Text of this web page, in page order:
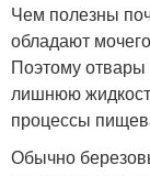
Чем полезны
обладают
Поэтому отвары
лишнюю
процессы
Обычно